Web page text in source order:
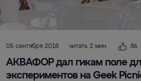
05 сентября 2018 читать 2 мин. 86
АКВАФОР дал гикам поле
экспериментов на Geek